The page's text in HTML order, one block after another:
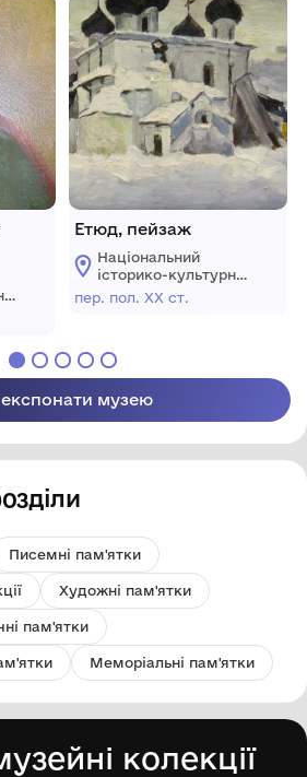
Етюд, пейзаж
Національний
історико-культурний
заповідник
пер. пол. ХХ ст.
експонати музею
Писемні пам'ятки
Художні пам'ятки
пам'ятки
Меморіальні пам'ятки
колекції